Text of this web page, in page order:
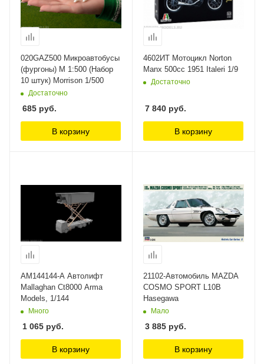
020GAZ500 Микроавтобусы
(фургоны) М 1:500 (Набор
10 штук) Morrison 1/500
Достаточно
685 руб.
В корзину
4602ИТ Мотоцикл Norton
Manx 500cc 1951 Italeri 1/9
Достаточно
7 840 руб.
В корзину
AM144144-A Автолифт
Mallaghan Ct8000 Arma
Models, 1/144
Много
1 065 руб.
В корзину
21102-Автомобиль MAZDA
COSMO SPORT L10B
Hasegawa
Мало
3 885 руб.
В корзину